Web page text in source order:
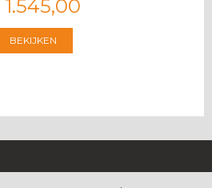
1.545,00
BEKIJKEN